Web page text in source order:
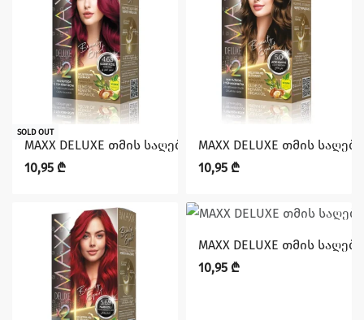
SOLD OUT
MAXX DELUXE თმის საღებავი 4.65 (1610 00110)
10,95 ₾
MAXX DELUXE თმის
10,95 ₾
MAXX DELUXE თმის
10,95 ₾